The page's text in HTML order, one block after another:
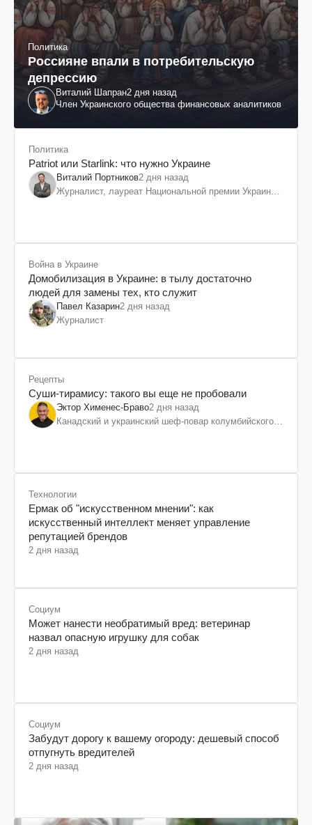
Политика
Россияне впали в потребительскую
депрессию
Виталий Шапран2 дня назад
Член Украинского общества финансовых аналитиков
Политика
Patriot или Starlink: что нужно Украине
Виталий Портников2 дня назад
Журналист, лауреат Национальной премии Украины
Война в Украине
Домобилизация в Украине: в тылу достаточно
людей для замены тех, кто служит
Павел Казарин2 дня назад
Журналист
Рецепты
Суши-тирамису: такого вы еще не пробовали
Эктор Хименес-Браво2 дня назад
Канадский и украинский шеф-повар колумбийского
Технологии
Ермак об "искусственном мнении": как
искусственный интеллект меняет управление
репутацией брендов
2 дня назад
Социум
Может нанести необратимый вред: ветеринар
назвал опасную игрушку для собак
2 дня назад
Социум
Забудут дорогу к вашему огороду: дешевый способ
отпугнуть вредителей
2 дня назад